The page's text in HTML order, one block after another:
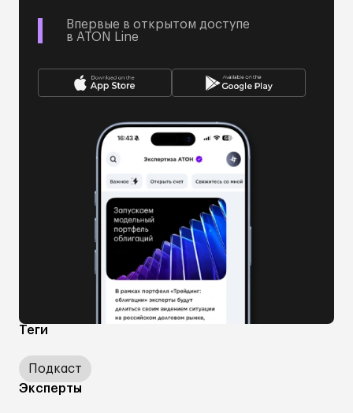
Теги
Подкаст
Эксперты
Впервые в открытом доступе
в ATON Line